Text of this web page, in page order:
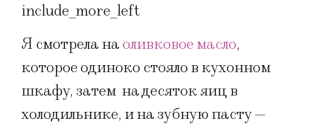
include_more_left
Я смотрела наоливковое масло,
которое одиноко стояло в кухонном
шкафу, затем на десяток яиц в
холодильнике, и на зубную пасту —